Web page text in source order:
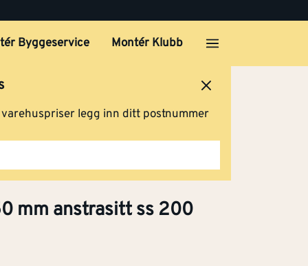
Byggeservice Montér Klubb
legg inn ditt postnummer
mm anstrasitt ss 200